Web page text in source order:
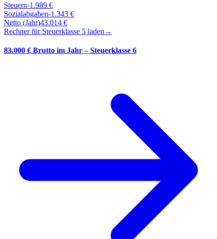
Steuern-1.989 €
Sozialabgaben-1.343 €
Netto (Jahr)43.014 €
Rechner für Steuerklasse 5 laden →
83.000 € Brutto im Jahr – Steuerklasse 6